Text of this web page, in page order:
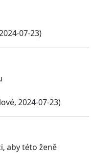
07-23)
2024-07-23)
aby této ženě